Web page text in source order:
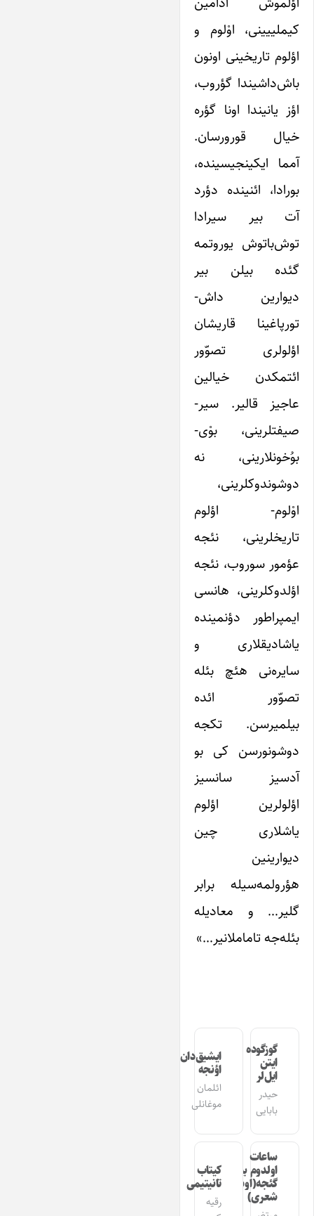
کیملییینی، اوْلوم و
اؤلوم تاریخینی اونون
باش‌داشیندا گؤروب،
اؤز یانیندا اونا گؤره
خیال قورورسان.
آمما ایکینجیسینده،
بورادا، ائنینده دؤرد
آت بیر سیرادا
توش‌باتوش یوروتمه
گئده بیلن بیر
دیوارین داش-
تورپاغینا قاریشان
اؤلولری تصوّور
ائتمکدن خیالین
عاجیز قالیر. سیر-
صیفتلرینی، بوْی-
بوُخونلارینی، نه
دوشوندوکلرینی،
اوْلوم- اؤلوم‌
تاریخلرینی، نئجه
عؤمور سوروب، نئجه
اؤلدوکلرینی، هانسی
ایمپراطور دؤنمینده
یاشادیقلاری و
سایره‌نی هئچ بئله
تصوّور ائده
بیلمیرسن. تکجه
دوشونورسن کی بو
آدسیز سانسیز
اؤلولرین اؤلوم
یاشلاری چین
دیوارینین
هؤرولمه‌سیله برابر
گلیر… و معادیله
بئله‌جه تاماملانیر…»
گوزگوده
ایتن
ایل‌لر
حیدر
بابایی
ایشیق‌دان
اؤنجه
ائلمان
موغانلی
ساعات
اولدوم بیر
گئجه(اوشاق
شعری)
کیتاب
تانیتیمی
رقیه